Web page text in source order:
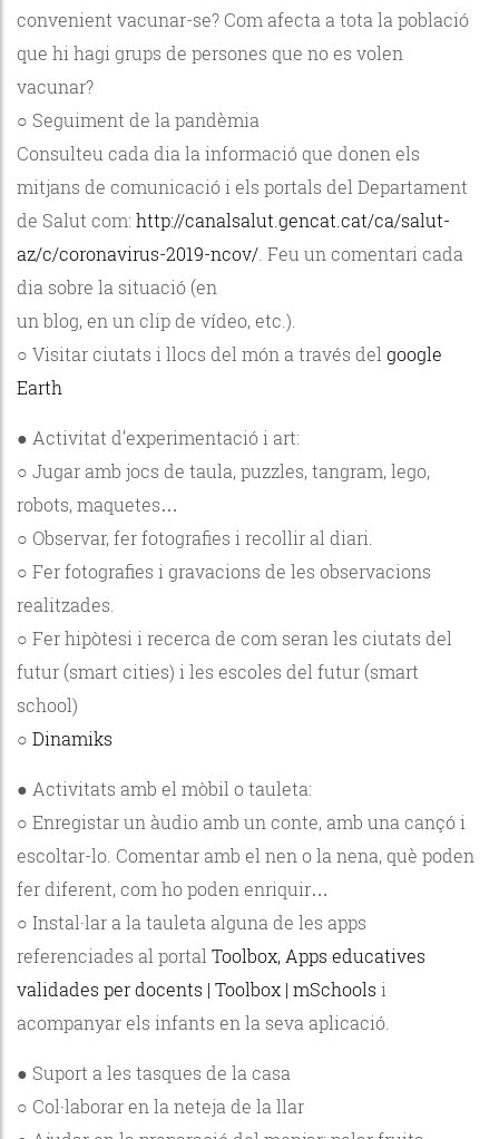
convenient vacunar-se? Com afecta a tota la població
que hi hagi grups de persones que no es volen
vacunar?
○ Seguiment de la pandèmia
Consulteu cada dia la informació que donen els
mitjans de comunicació i els portals del Departament
de Salut com: http://canalsalut.gencat.cat/ca/salut-
az/c/coronavirus-2019-ncov/ . Feu un comentari cada
dia sobre la situació (en
un blog, en un clip de vídeo, etc.).
○ Visitar ciutats i llocs del món a través del google
Earth
● Activitat d’experimentació i art:
○ Jugar amb jocs de taula, puzzles, tangram, lego,
robots, maquetes…
○ Observar, fer fotografies i recollir al diari.
○ Fer fotografies i gravacions de les observacions
realitzades.
○ Fer hipòtesi i recerca de com seran les ciutats del
futur (smart cities) i les escoles del futur (smart
school)
○ Dinamiks
● Activitats amb el mòbil o tauleta:
○ Enregistar un àudio amb un conte, amb una cançó i
escoltar-lo. Comentar amb el nen o la nena, què poden
fer diferent, com ho poden enriquir…
○ Instal·lar a la tauleta alguna de les apps
referenciades al portal Toolbox, Apps educatives
validades per docents | Toolbox | mSchools i
acompanyar els infants en la seva aplicació.
● Suport a les tasques de la casa
○ Col·laborar en la neteja de la llar